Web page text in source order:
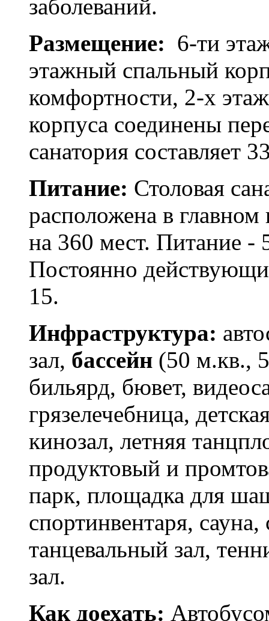
заболеваний.
Размещение: 6-ти
этажный спальный
комфортности, 2-х
корпуса соединены
санатория составляет
Питание: Столовая
расположена в главном
на 360 мест. Питание -
Постоянно
15.
Инфраструктура:
зал, бассейн (50 м.кв.,
бильярд, бювет,
грязелечебница,
кинозал, летняя
продуктовый и
парк, площадка для
спортинвентаря,
танцевальный зал,
зал.
Как доехать: